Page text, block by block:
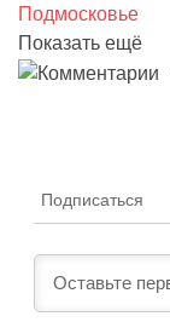
Подмосковье
Показать ещё
Подписаться